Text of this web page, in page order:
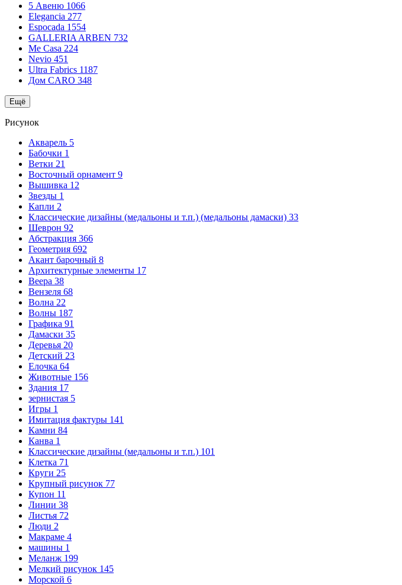
5 Авеню 1066
Elegancia 277
Espocada 1554
GALLERIA ARBEN 732
Me Casa 224
Nevio 451
Ultra Fabrics 1187
Дом CARO 348
Ещё
Рисунок
Акварель 5
Бабочки 1
Ветки 21
Восточный орнамент 9
Вышивка 12
Звезды 1
Капли 2
Классические дизайны (медальоны и т.п.) (медальоны дамаски) 33
Шеврон 92
Абстракция 366
Геометрия 692
Акант барочный 8
Архитектурные элементы 17
Веера 38
Вензеля 68
Волна 22
Волны 187
Графика 91
Дамаски 35
Деревья 20
Детский 23
Елочка 64
Животные 156
Здания 17
зернистая 5
Игры 1
Имитация фактуры 141
Камни 84
Канва 1
Классические дизайны (медальоны и т.п.) 101
Клетка 71
Круги 25
Крупный рисунок 77
Купон 11
Линии 38
Листья 72
Люди 2
Макраме 4
машины 1
Меланж 199
Мелкий рисунок 145
Морской 6